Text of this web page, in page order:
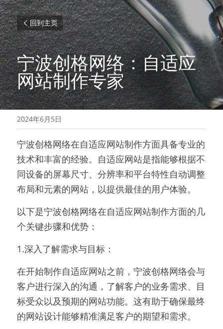
回到主页
宁波创格网络：自适应
网站制作专家
2024年6月5日
宁波创格网络在自适应网站制作方面具备专业的
技术和丰富的经验。自适应网站是指能够根据不
同设备的屏幕尺寸、分辨率和平台特性自动调整
布局和元素的网站，以提供最佳的用户体验。
以下是宁波创格网络在自适应网站制作方面的几
个关键步骤和优势：
1.深入了解需求与目标：
在开始制作自适应网站之前，宁波创格网络会与
客户进行深入的沟通，了解客户的业务需求、目
标受众以及预期的网站功能。这有助于确保最终
的网站设计能够精准满足客户的期望和需求。